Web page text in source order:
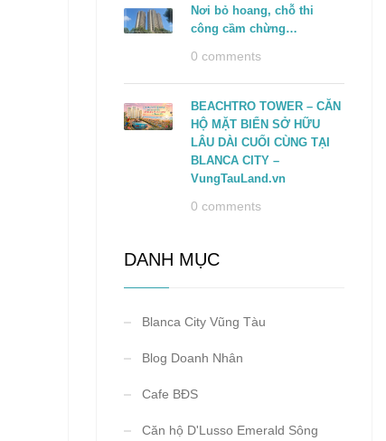
Nơi bỏ hoang, chỗ thi
công cầm chừng…
0 comments
BEACHTRO TOWER – CĂN
HỘ MẶT BIỂN SỞ HỮU
LÂU DÀI CUỐI CÙNG TẠI
BLANCA CITY –
VungTauLand.vn
0 comments
DANH MỤC
Blanca City Vũng Tàu
Blog Doanh Nhân
Cafe BĐS
Căn hộ D'Lusso Emerald Sông